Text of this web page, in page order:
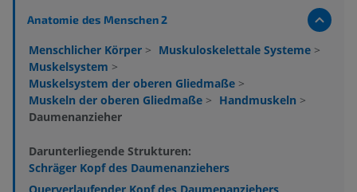
Anatomie des Menschen 2
Menschlicher Körper > Muskuloskelettale Systeme >
Muskelsystem >
Muskelsystem der oberen Gliedmaße >
Muskeln der oberen Gliedmaße > Handmuskeln >
Daumenanzieher
Darunterliegende Strukturen:
Schräger Kopf des Daumenanziehers